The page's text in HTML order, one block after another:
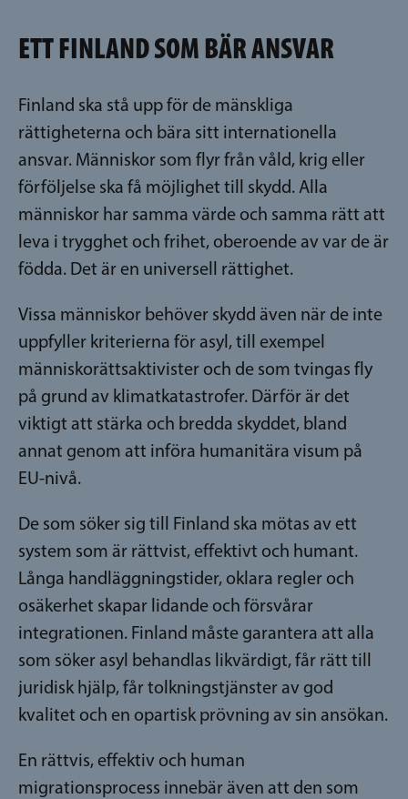
ETT FINLAND SOM BÄR ANSVAR
Finland ska stå upp för de mänskliga
rättigheterna och bära sitt internationella
ansvar. Människor som flyr från våld, krig eller
förföljelse ska få möjlighet till skydd. Alla
människor har samma värde och samma rätt att
leva i trygghet och frihet, oberoende av var de är
födda. Det är en universell rättighet.
Vissa människor behöver skydd även när de inte
uppfyller kriterierna för asyl, till exempel
människorättsaktivister och de som tvingas fly
på grund av klimatkatastrofer. Därför är det
viktigt att stärka och bredda skyddet, bland
annat genom att införa humanitära visum på
EU-nivå.
De som söker sig till Finland ska mötas av ett
system som är rättvist, effektivt och humant.
Långa handläggningstider, oklara regler och
osäkerhet skapar lidande och försvårar
integrationen. Finland måste garantera att alla
som söker asyl behandlas likvärdigt, får rätt till
juridisk hjälp, får tolkningstjänster av god
kvalitet och en opartisk prövning av sin ansökan.
En rättvis, effektiv och human
migrationsprocess innebär även att den som